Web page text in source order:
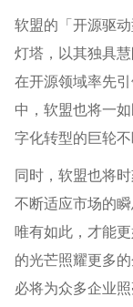
软盟的「开源驱
灯塔，以其独具
在开源领域率先
中，软盟也将一
字化转型的巨轮
同时，软盟也将
不断适应市场的
唯有如此，才能
的光芒照耀更多
必将为众多企业